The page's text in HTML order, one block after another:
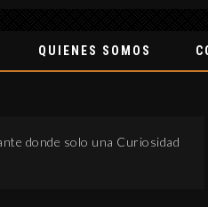
QUIENES SOMOS
donde solo una Curiosidad